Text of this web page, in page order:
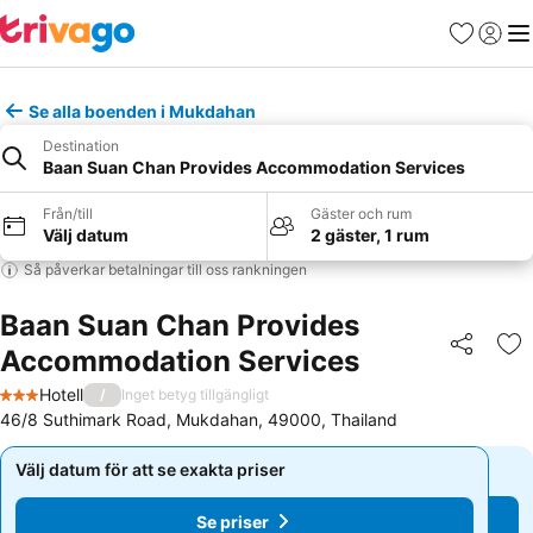
Favoriter
Logga
Se alla boenden i Mukdahan
Destination
Baan Suan Chan Provides Accommodation Services
Från/till
Välj datum
Gäster och rum
2 gäster, 1 rum
Så påverkar betalningar till oss rankningen
Baan Suan Chan Provides
Accommodation Services
Dela
3 Stjärnor
Hotell / Inget betyg tillgängligt
46/8 Suthimark Road, Mukdahan, 49000, Thailand
Välj datum för att se exakta priser
Se priser
Välj datum för att se exakta priser
Se priser